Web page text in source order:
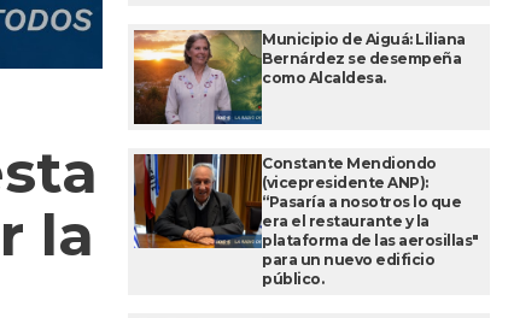
la
Municipio de Aiguá: Liliana
Bernárdez se desempeña
como Alcaldesa.
Constante Mendiondo
(vicepresidente ANP):
“Pasaría a nosotros lo que
era el restaurante y la
plataforma de las aerosillas"
para un nuevo edificio
público.